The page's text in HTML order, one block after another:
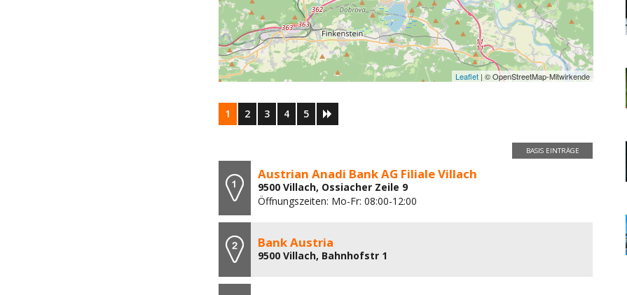
Leaflet | © OpenStreetMap-Mitwirkende
1 2 3 4 5
BASIS EINTRÄGE
Austrian Anadi Bank AG Filiale Villach
9500 Villach, Ossiacher Zeile 9
Öffnungszeiten: Mo-Fr: 08:00-12:00
Bank Austria
9500 Villach, Bahnhofstr 1